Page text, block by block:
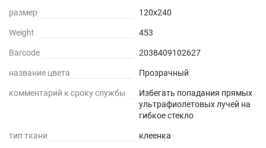
Приглушает звон столовых приборов.
Долговечно
До 5 лет использования
Гипоаллергенно
размер 120x240
Weight 453
Barcode 2038409102627
название цвета Прозрачный
комментарий к сроку службы
Избегать попадания прямых
ультрафиолетовых лучей на
гибкое стекло
тип ткани клеенка